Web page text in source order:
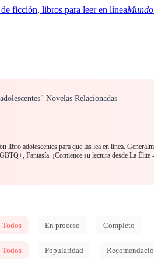
Novelas Relacionadas
libro adolescentes para que las lea en línea.
Fantasía. ¡Comience su lectura desde La
Todos En proceso Completo
Todos Popularidad